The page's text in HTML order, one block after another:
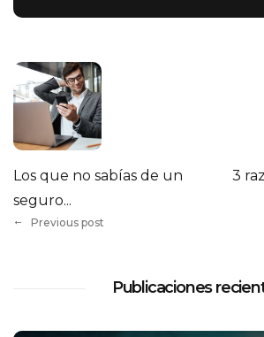
Los que no sabías de un
seguro...
Previous post
3
Publicaciones